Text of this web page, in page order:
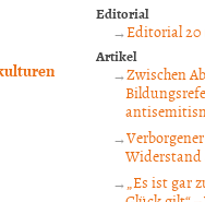
Copyright
Editorial
Editorial 20
Artikel
Zwischen
Widerstand
„Es ist gar